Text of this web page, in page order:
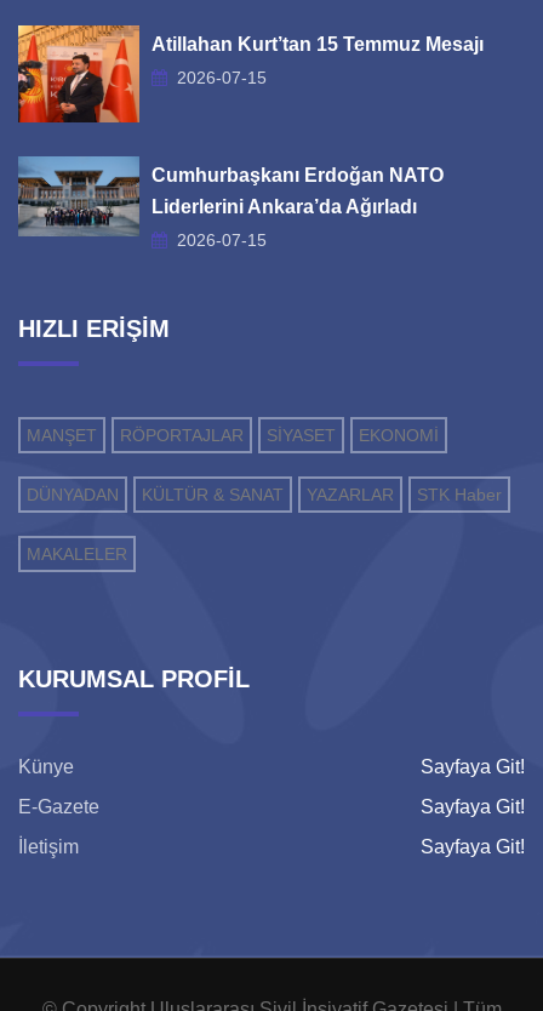
Atillahan Kurt’tan 15 Temmuz Mesajı
2026-07-15
Cumhurbaşkanı Erdoğan NATO
Liderlerini Ankara’da Ağırladı
2026-07-15
HIZLI ERİŞİM
MANŞET RÖPORTAJLAR SİYASET EKONOMİ
DÜNYADAN KÜLTÜR & SANAT YAZARLAR STK Haber
MAKALELER
KURUMSAL PROFİL
Künye
Sayfaya Git!
E-Gazete
Sayfaya Git!
İletişim
Sayfaya Git!